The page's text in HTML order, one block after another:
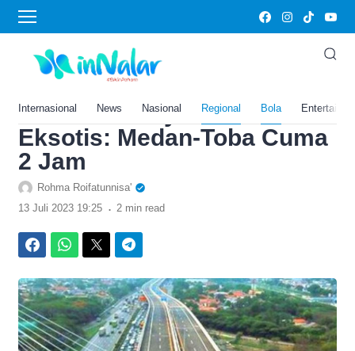
Internasional News Nasional Regional Bola
Home›Bola
Telan Biaya Rp 13,4 Triliun,
Tol Terpanjang di Sumatera
Utara Ini Punya Suasana
Eksotis: Medan-Toba Cuma
2 Jam
Rohma Roifatunnisa'
13 Juli 2023 19:25 . 2 min read